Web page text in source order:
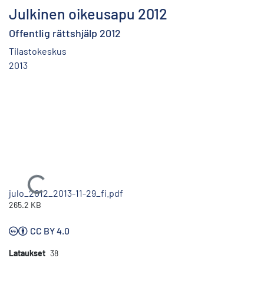
Julkinen oikeusapu 2012
Offentlig rättshjälp 2012
Tilastokeskus
2013
Ladataan...
julo_2012_2013-11-29_fi.pdf
265.2 KB
CC BY 4.0
Lataukset 38